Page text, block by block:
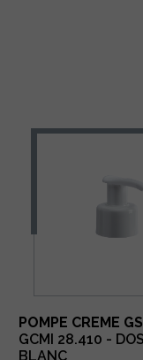
POMPE CREME
GCMI 28.410 -
BLANC